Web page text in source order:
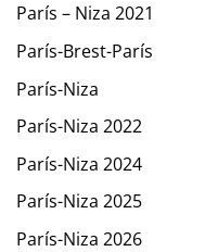
París – Niza 2021
París-Brest-París
París-Niza
París-Niza 2022
París-Niza 2024
París-Niza 2025
París-Niza 2026